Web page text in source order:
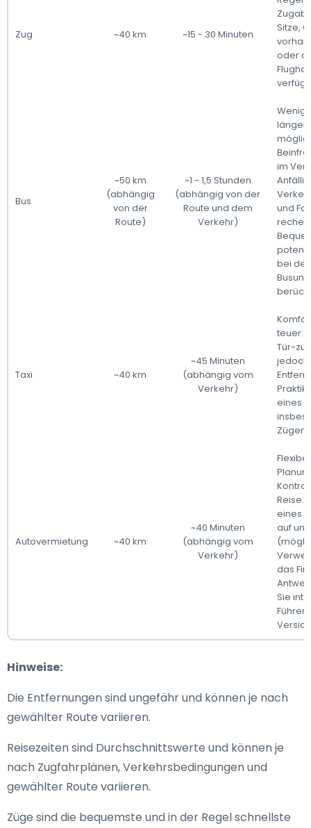
Zug ~40 km ~15 - 30 Minuten
Sitze,
oder
Bus
~50 km
(abhängig
von der
Route)
~1 - 1,5 Stunden
(abhängig von der
Route und dem
Verkehr)
im
und
bei der
Taxi ~40 km
~45 Minuten
(abhängig vom
Verkehr)
teuer:
Tür-
jedoch
eines
Zügen.
Autovermietung ~40 km
~40 Minuten
(abhängig vom
Verkehr)
eines
auf
das
Sie
Hinweise:
Die Entfernungen sind ungefähr und können je nach
gewählter Route variieren.
Reisezeiten sind Durchschnittswerte und können je
nach Zugfahrplänen, Verkehrsbedingungen und
gewählter Route variieren.
Züge sind die bequemste und in der Regel schnellste